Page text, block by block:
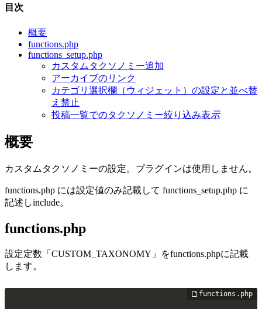
目次
概要
functions.php
functions_setup.php
カスタムタクソノミー追加
アーカイブのリンク
カテゴリ選択欄（ウィジェット）の設定と並べ替
え禁止
投稿一覧でのタクソノミー絞り込み表示
概要
カスタムタクソノミーの設定。プラグインは使用しません。
functions.php には設定値のみ記載して functions_setup.php に
記述しinclude。
functions.php
設定定数「CUSTOM_TAXONOMY」をfunctions.phpに記載
します。